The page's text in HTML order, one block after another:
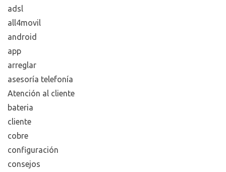
adsl
all4movil
android
app
arreglar
asesoría telefonía
Atención al cliente
bateria
cliente
cobre
configuración
consejos